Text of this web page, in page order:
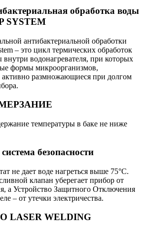
обработка воды
SYSTEM
антибактериальной обработки
– это цикл термических обработок
водонагревателя, при которых
формы микроорганизмов,
активно размножающиеся при долгом
температуры в баке не ниже
безопасности
не дает воде нагреться выше 75°C.
клапан уберегает прибор от
а Устройство Защитного Отключения
– от утечки электричества.
LASER WELDING